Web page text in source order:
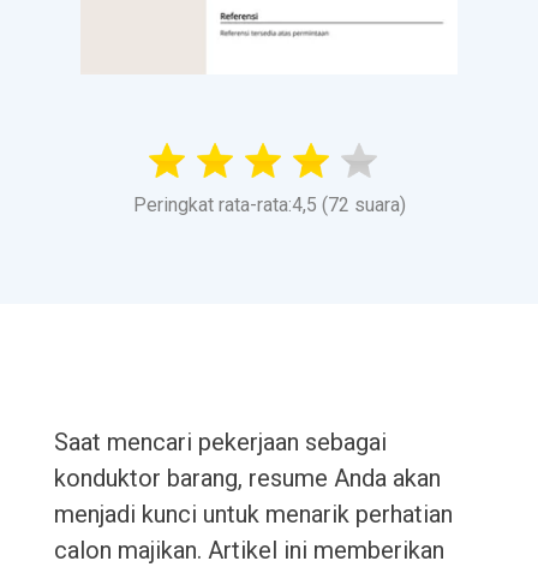
Peringkat rata-rata:4,5 (72 suara)
Saat mencari pekerjaan sebagai
konduktor barang, resume Anda akan
menjadi kunci untuk menarik perhatian
calon majikan. Artikel ini memberikan